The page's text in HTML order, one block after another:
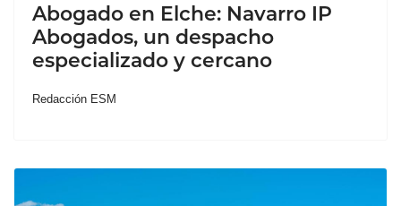
Abogado en Elche: Navarro IP
Abogados, un despacho
especializado y cercano
Redacción ESM